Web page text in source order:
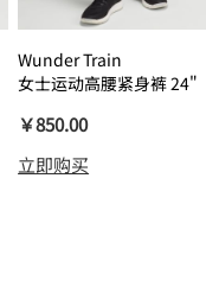
Wunder Train
女士运动高腰紧身裤 24"
￥850.00
立即购买